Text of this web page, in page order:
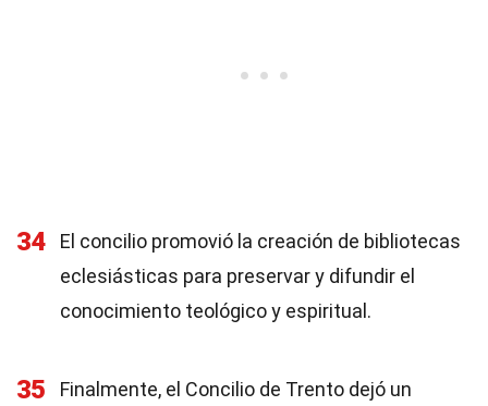
34
El concilio promovió la creación de bibliotecas
eclesiásticas para preservar y difundir el
conocimiento teológico y espiritual.
35
Finalmente, el Concilio de Trento dejó un